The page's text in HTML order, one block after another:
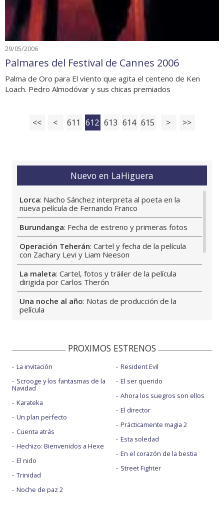
29/05/2006
Palmares del Festival de Cannes 2006
Palma de Oro para El viento que agita el centeno de Ken
Loach. Pedro Almodóvar y sus chicas premiados
<< < 611 612 613 614 615 > >>
Nuevo en LaHiguera
Lorca: Nacho Sánchez interpreta al poeta en la
nueva película de Fernando Franco
Burundanga: Fecha de estreno y primeras fotos
Operación Teherán: Cartel y fecha de la película
con Zachary Levi y Liam Neeson
La maleta: Cartel, fotos y tráiler de la película
dirigida por Carlos Therón
Una noche al año: Notas de producción de la
película
estreno
Dulce sabor a muerte : Cartel, tráiler y fecha de la
película de Eli Roth
: ¿Cómo sería la película ideal sobre fútbol?
Películas: Por qué el cine lleva un siglo enamorado
PROXIMOS ESTRENOS
La invitación
Scrooge y los fantasmas de la
Navidad
Karateka
Un plan perfecto
Cuenta atrás
Hechizo: Bienvenidos a Hexe
El nido
Trinidad
Noche de paz 2
Resident Evil
El ser querido
Ahora los suegros son ellos
El director
Prácticamente magia 2
Esta soledad
En el corazón de la bestia
Street Fighter